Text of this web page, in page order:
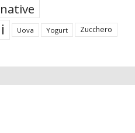
Uova Yogurt Zucchero